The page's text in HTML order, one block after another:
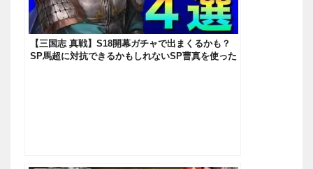
【三国志 真戦】S18開幕ガチャで出まくるかも？
SP馬超に対抗できるかもしれないSP曹真を使った